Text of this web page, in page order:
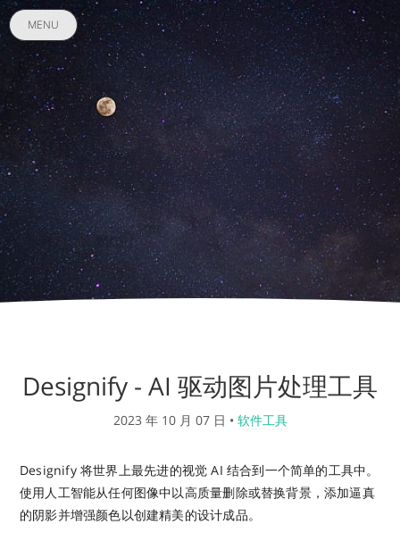
MENU
Designify - AI 驱动图片处理工具
2023 年 10 月 07 日 • 软件工具
Designify 将世界上最先进的视觉 AI 结合到一个简单的工具中。
使用人工智能从任何图像中以高质量删除或替换背景，添加逼真
的阴影并增强颜色以创建精美的设计成品。